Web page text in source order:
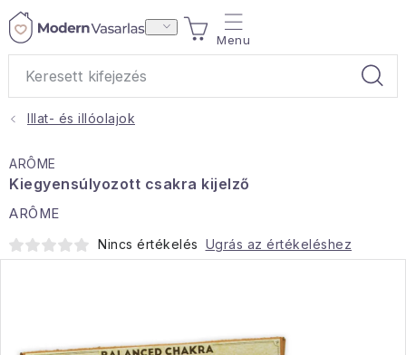
Ugrás
KOSÁR
Otthoni illatok
Illat- és illóolajok
ARÔME
Kiegyensúlyozott csakra kijelző
ARÔME
Nincs értékelés Ugrás az értékeléshez